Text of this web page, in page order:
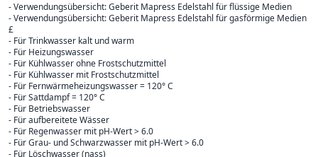
- Verwendungsübersicht: Geberit Mapress Edelstahl für flüssige Medien
- Verwendungsübersicht: Geberit Mapress Edelstahl für gasförmige Medien
£
- Für Trinkwasser kalt und warm
- Für Heizungswasser
- Für Kühlwasser ohne Frostschutzmittel
- Für Kühlwasser mit Frostschutzmittel
- Für Fernwärmeheizungswasser = 120° C
- Für Sattdampf = 120° C
- Für Betriebswasser
- Für aufbereitete Wässer
- Für Regenwasser mit pH-Wert > 6.0
- Für Grau- und Schwarzwasser mit pH-Wert > 6.0
- Für Löschwasser (nass)